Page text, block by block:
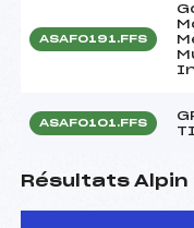
ASAF0191.FFS
ASAF0101.FFS
Résultats Alpin